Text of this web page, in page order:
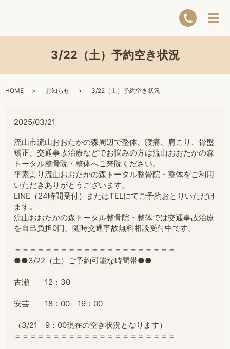
3/22（土）予約空き状況
HOME お知らせ 3/22（土）予約空き状況
2025/03/21
流山市流山おおたかの森周辺で整体、腰痛、肩こり、骨盤
矯正、交通事故治療などでお悩みの方は流山おおたかの森
トータル整骨院・整体へご来院ください。
平素より流山おおたかの森トータル整骨院・整体をご利用
いただきありがとうございます。
LINE（24時間受付）またはTELにてご予約おとりいただけ
ます。
流山おおたかの森トータル整骨院・整体では交通事故治療
を自己負担0円。随時交通事故無料相談受付中です。
＝＝＝＝＝＝＝＝＝＝＝＝＝＝＝＝＝＝＝＝＝
●●3/22（土）ご予約可能な時間帯●●
古瀬 12：30
安芸 18：00 19：00
（3/21 9：00現在の空き状況となります）
＝＝＝＝＝＝＝＝＝＝＝＝＝＝＝＝＝＝＝＝＝